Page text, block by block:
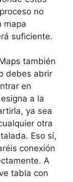
no
mapa
suficiente.
también
debes abrir
en
a la
ya sea
otra
Eso sí,
conexión
A
tabla con